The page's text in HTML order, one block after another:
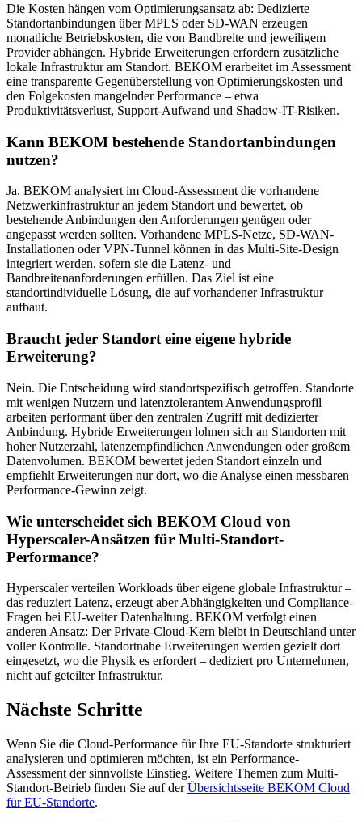
Die Kosten hängen vom Optimierungsansatz ab: Dedizierte
Standortanbindungen über MPLS oder SD-WAN erzeugen
monatliche Betriebskosten, die von Bandbreite und jeweiligem
Provider abhängen. Hybride Erweiterungen erfordern zusätzliche
lokale Infrastruktur am Standort. BEKOM erarbeitet im Assessment
eine transparente Gegenüberstellung von Optimierungskosten und
den Folgekosten mangelnder Performance – etwa
Produktivitätsverlust, Support-Aufwand und Shadow-IT-Risiken.
Kann BEKOM bestehende Standortanbindungen
nutzen?
Ja. BEKOM analysiert im Cloud-Assessment die vorhandene
Netzwerkinfrastruktur an jedem Standort und bewertet, ob
bestehende Anbindungen den Anforderungen genügen oder
angepasst werden sollten. Vorhandene MPLS-Netze, SD-WAN-
Installationen oder VPN-Tunnel können in das Multi-Site-Design
integriert werden, sofern sie die Latenz- und
Bandbreitenanforderungen erfüllen. Das Ziel ist eine
standortindividuelle Lösung, die auf vorhandener Infrastruktur
aufbaut.
Braucht jeder Standort eine eigene hybride
Erweiterung?
Nein. Die Entscheidung wird standortspezifisch getroffen. Standorte
mit wenigen Nutzern und latenztolerantem Anwendungsprofil
arbeiten performant über den zentralen Zugriff mit dedizierter
Anbindung. Hybride Erweiterungen lohnen sich an Standorten mit
hoher Nutzerzahl, latenzempfindlichen Anwendungen oder großem
Datenvolumen. BEKOM bewertet jeden Standort einzeln und
empfiehlt Erweiterungen nur dort, wo die Analyse einen messbaren
Performance-Gewinn zeigt.
Wie unterscheidet sich BEKOM Cloud von
Hyperscaler-Ansätzen für Multi-Standort-
Performance?
Hyperscaler verteilen Workloads über eigene globale Infrastruktur –
das reduziert Latenz, erzeugt aber Abhängigkeiten und Compliance-
Fragen bei EU-weiter Datenhaltung. BEKOM verfolgt einen
anderen Ansatz: Der Private-Cloud-Kern bleibt in Deutschland unter
voller Kontrolle. Standortnahe Erweiterungen werden gezielt dort
eingesetzt, wo die Physik es erfordert – dediziert pro Unternehmen,
nicht auf geteilter Infrastruktur.
Nächste Schritte
Wenn Sie die Cloud-Performance für Ihre EU-Standorte strukturiert
analysieren und optimieren möchten, ist ein Performance-
Assessment der sinnvollste Einstieg. Weitere Themen zum Multi-
Standort-Betrieb finden Sie auf derÜbersichtsseite BEKOM Cloud
für EU-Standorte.